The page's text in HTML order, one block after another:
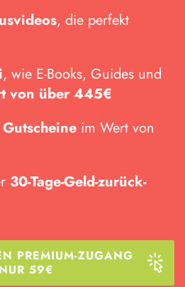
, die perfekt
, wie E-Books, Guides und
von über 445€
im Wert von
30-Tage-Geld-zurück-
PREMIUM-ZUGANG
59€